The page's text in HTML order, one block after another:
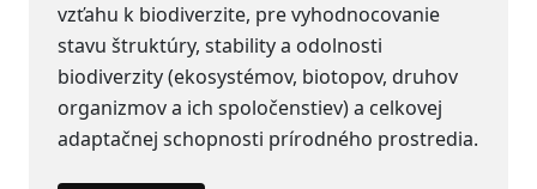
vzťahu k biodiverzite, pre vyhodnocovanie
stavu štruktúry, stability a odolnosti
biodiverzity (ekosystémov, biotopov, druhov
organizmov a ich spoločenstiev) a celkovej
adaptačnej schopnosti prírodného prostredia.